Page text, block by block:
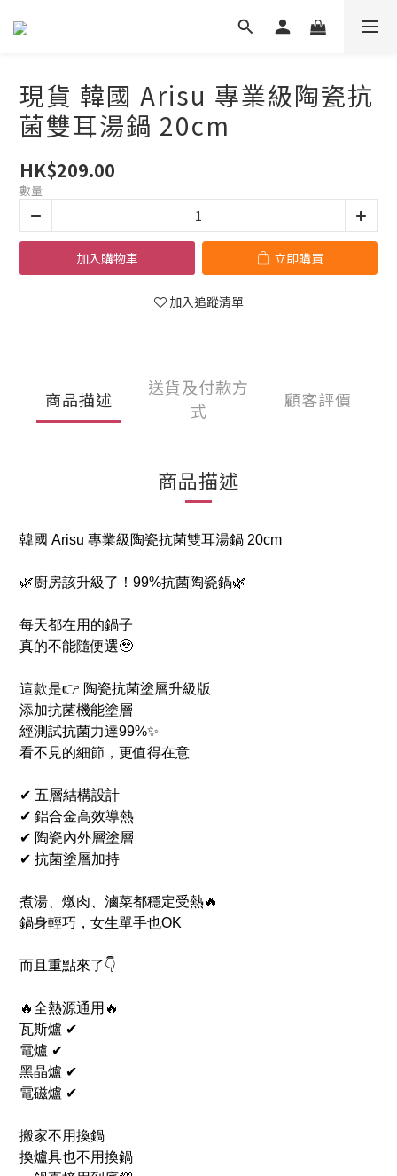
現貨 韓國 Arisu 專業級陶瓷抗
菌雙耳湯鍋 20cm
HK$209.00
數量
加入購物車 立即購買
加入追蹤清單
商品描述
送貨及付款方
式
顧客評價
商品描述
韓國 Arisu 專業級陶瓷抗菌雙耳湯鍋 20cm
🌿廚房該升級了！99%抗菌陶瓷鍋🌿
每天都在用的鍋子
真的不能隨便選🥹
這款是👉 陶瓷抗菌塗層升級版
添加抗菌機能塗層
經測試抗菌力達99%✨
看不見的細節，更值得在意
✔ 五層結構設計
✔ 鋁合金高效導熱
✔ 陶瓷內外層塗層
✔ 抗菌塗層加持
煮湯、燉肉、滷菜都穩定受熱🔥
鍋身輕巧，女生單手也OK
而且重點來了👇
🔥全熱源通用🔥
瓦斯爐 ✔
電爐 ✔
黑晶爐 ✔
電磁爐 ✔
搬家不用換鍋
換爐具也不用換鍋